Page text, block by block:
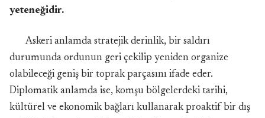
yeteneğidir.
Askeri anlamda stratejik derinlik, bir saldırı
durumunda ordunun geri çekilip yeniden organize
olabileceği geniş bir toprak parçasını ifade eder.
Diplomatik anlamda ise, komşu bölgelerdeki tarihi,
kültürel ve ekonomik bağları kullanarak proaktif bir dış